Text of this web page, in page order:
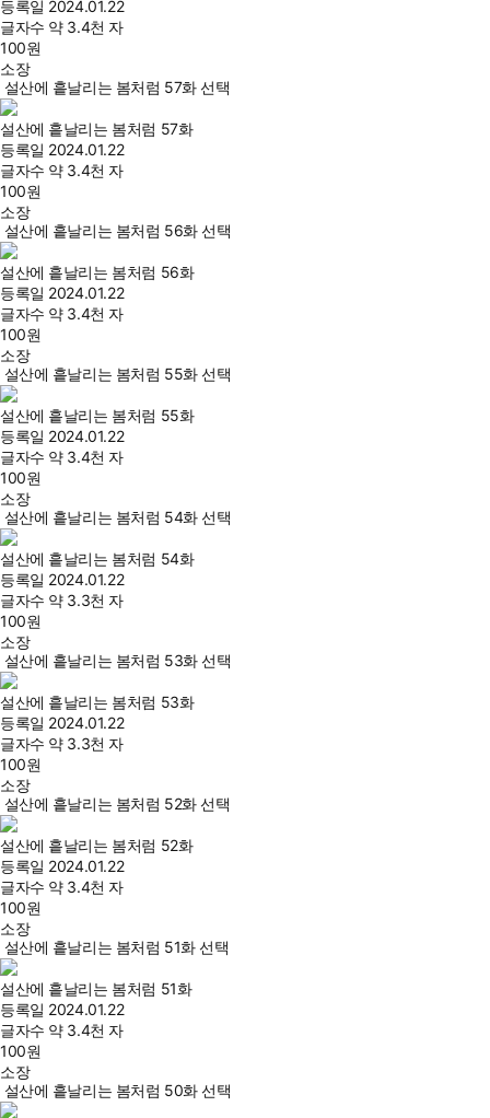
등록일 2024.01.22
글자수 약 3.4천 자
100원
소장
설산에 흩날리는 봄처럼 57화 선택
설산에 흩날리는 봄처럼 57화
등록일 2024.01.22
글자수 약 3.4천 자
100원
소장
설산에 흩날리는 봄처럼 56화 선택
설산에 흩날리는 봄처럼 56화
등록일 2024.01.22
글자수 약 3.4천 자
100원
소장
설산에 흩날리는 봄처럼 55화 선택
설산에 흩날리는 봄처럼 55화
등록일 2024.01.22
글자수 약 3.4천 자
100원
소장
설산에 흩날리는 봄처럼 54화 선택
설산에 흩날리는 봄처럼 54화
등록일 2024.01.22
글자수 약 3.3천 자
100원
소장
설산에 흩날리는 봄처럼 53화 선택
설산에 흩날리는 봄처럼 53화
등록일 2024.01.22
글자수 약 3.3천 자
100원
소장
설산에 흩날리는 봄처럼 52화 선택
설산에 흩날리는 봄처럼 52화
등록일 2024.01.22
글자수 약 3.4천 자
100원
소장
설산에 흩날리는 봄처럼 51화 선택
설산에 흩날리는 봄처럼 51화
등록일 2024.01.22
글자수 약 3.4천 자
100원
소장
설산에 흩날리는 봄처럼 50화 선택